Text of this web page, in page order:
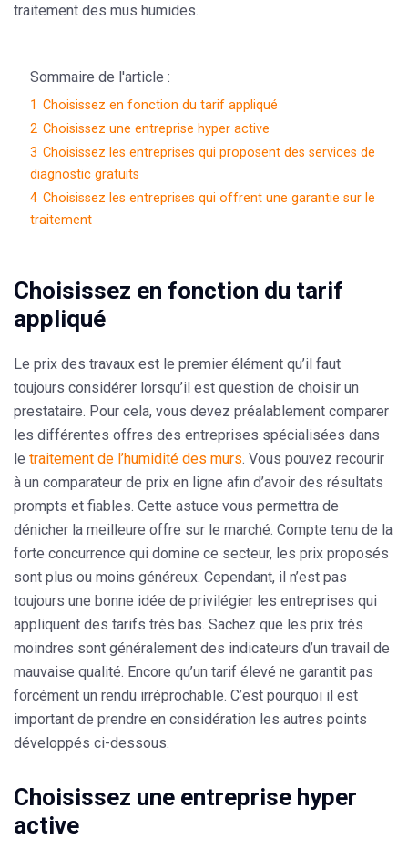
traitement des mus humides.
Sommaire de l'article :
1 Choisissez en fonction du tarif appliqué
2 Choisissez une entreprise hyper active
3 Choisissez les entreprises qui proposent des services de
diagnostic gratuits
4 Choisissez les entreprises qui offrent une garantie sur le
traitement
Choisissez en fonction du tarif
appliqué
Le prix des travaux est le premier élément qu’il faut
toujours considérer lorsqu’il est question de choisir un
prestataire. Pour cela, vous devez préalablement comparer
les différentes offres des entreprises spécialisées dans
le traitement de l’humidité des murs. Vous pouvez recourir
à un comparateur de prix en ligne afin d’avoir des résultats
prompts et fiables. Cette astuce vous permettra de
dénicher la meilleure offre sur le marché. Compte tenu de la
forte concurrence qui domine ce secteur, les prix proposés
sont plus ou moins généreux. Cependant, il n’est pas
toujours une bonne idée de privilégier les entreprises qui
appliquent des tarifs très bas. Sachez que les prix très
moindres sont généralement des indicateurs d’un travail de
mauvaise qualité. Encore qu’un tarif élevé ne garantit pas
forcément un rendu irréprochable. C’est pourquoi il est
important de prendre en considération les autres points
développés ci-dessous.
Choisissez une entreprise hyper
active